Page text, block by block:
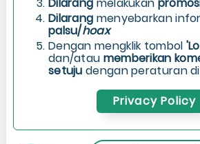
Dilarang menyebarkan
palsu/hoax
Dengan mengklik tombol
dan/atau memberikan
setuju dengan peraturan
Privacy Policy